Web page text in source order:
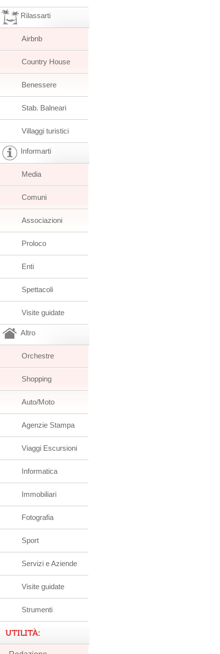
Rilassarti
Airbnb
Country House
Benessere
Stab. Balneari
Villaggi turistici
Informarti
Media
Comuni
Associazioni
Proloco
Enti
Spettacoli
Visite guidate
Altro
Orchestre
Shopping
Auto/Moto
Agenzie Stampa
Viaggi Escursioni
Informatica
Immobiliari
Fotografia
Sport
Servizi e Aziende
Visite guidate
Strumenti
UTILITÀ: